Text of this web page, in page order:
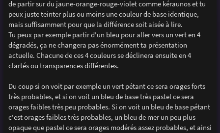
de partir sur du jaune-orange-rouge-violet comme kéraunos et tu
peux juste teinter plus ou moins une couleur de base identique,
mais suffisamment pour que la différence soit aisée à lire.
Tu peux par exemple partir d'un bleu pour aller vers un vert en 4
dégradés, ça ne changera pas énormément ta présentation
actuelle. Chacune de ces 4 couleurs se déclinera ensuite en 4
clartés ou transparences différentes.
Du coup si on voit par exemple un vert pétant ce sera orages forts
très probables, et si on voit un bleu de base très pastel ce sera
orages faibles très peu probables. Si on voit un bleu de base pétant
c'est orages faibles très probables, un bleu de mer un peu plus
opaque que pastel ce sera orages modérés assez probables, et ainsi